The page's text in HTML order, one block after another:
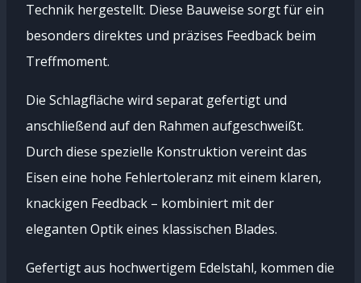
Technik hergestellt. Diese Bauweise sorgt für ein
besonders direktes und präzises Feedback beim
Treffmoment.
Die Schlagfläche wird separat gefertigt und
anschließend auf den Rahmen aufgeschweißt.
Durch diese spezielle Konstruktion vereint das
Eisen eine hohe Fehlertoleranz mit einem klaren,
knackigen Feedback – kombiniert mit der
eleganten Optik eines klassischen Blades.
Gefertigt aus hochwertigem Edelstahl, kommen die